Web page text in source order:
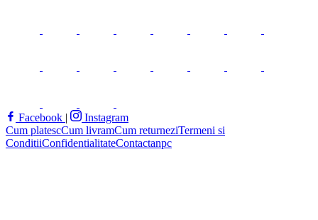
Facebook |
Instagram
Cum platescCum livramCum returneziTermeni si
ConditiiConfidentialitateContactanpc